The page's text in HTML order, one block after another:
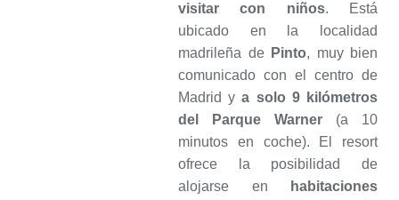
visitar con niños. Está
ubicado en la localidad
madrileña de Pinto, muy bien
comunicado con el centro de
Madrid ya solo 9 kilómetros
del Parque Warner (a 10
minutos en coche). El resort
ofrece la posibilidad de
alojarse en
habitaciones